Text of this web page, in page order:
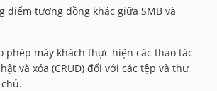
điểm tương đồng khác giữa SMB và
phép máy khách thực hiện các thao tác
và xóa (CRUD) đối với các tệp và thư